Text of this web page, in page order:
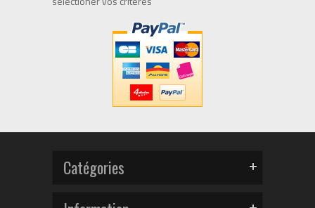
Catégories